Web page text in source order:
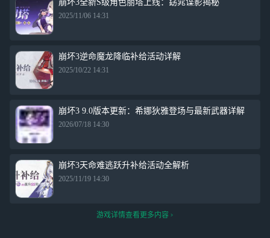
崩坏3全新S级角色丽塔上线：窈窕谍影揭秘
2025/11/06 14:31
崩坏3逆命魔龙降临补给活动详解
2025/10/22 14:31
崩坏3 9.0版本更新：希娜狄雅登场与最新武器详解
2026/07/18 14:30
崩坏3天命难逃跃升补给活动全解析
2025/11/19 14:30
游戏详情查看更多内容